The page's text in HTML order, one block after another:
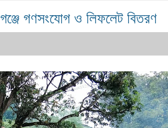
গণসংযোগ ও লিফলেট বিতরণ